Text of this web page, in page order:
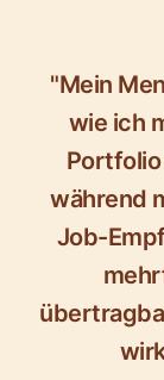
"Mein
wie ich
während
Job-